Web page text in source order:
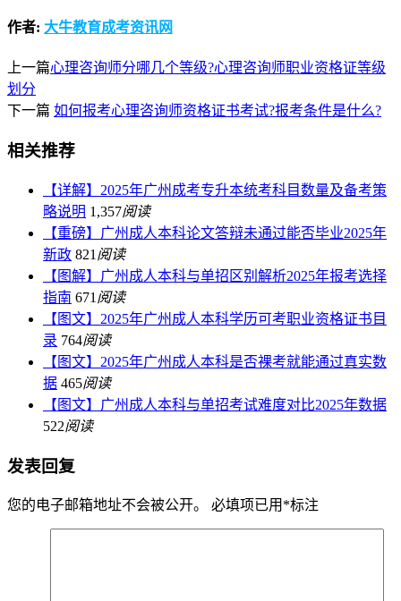
作者: 大牛教育成考资讯网
上一篇心理咨询师分哪几个等级?心理咨询师职业资格证等级
划分
下一篇 如何报考心理咨询师资格证书考试?报考条件是什么?
相关推荐
【详解】2025年广州成考专升本统考科目数量及备考策
略说明 1,357阅读
【重磅】广州成人本科论文答辩未通过能否毕业2025年
新政 821 阅读
【图解】广州成人本科与单招区别解析2025年报考选择
指南 671 阅读
【图文】2025年广州成人本科学历可考职业资格证书目
录 764阅读
【图文】2025年广州成人本科是否裸考就能通过真实数
据 465阅读
【图文】广州成人本科与单招考试难度对比2025年数据
522阅读
发表回复
您的电子邮箱地址不会被公开。 必填项已用 *标注